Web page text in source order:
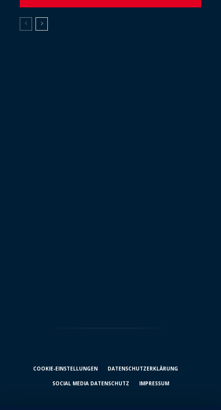
COOKIE-EINSTELLUNGEN DATENSCHUTZ­ERKLÄRUNG
SOCIAL MEDIA DATENSCHUTZ IMPRESSUM